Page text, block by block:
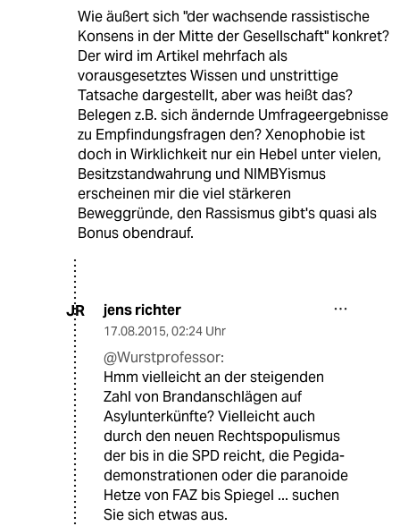
Wie äußert sich "der wachsende rassistische
Konsens in der Mitte der Gesellschaft" konkret?
Der wird im Artikel mehrfach als
vorausgesetztes Wissen und unstrittige
Tatsache dargestellt, aber was heißt das?
Belegen z.B. sich ändernde Umfrageergebnisse
zu Empfindungsfragen den? Xenophobie ist
doch in Wirklichkeit nur ein Hebel unter vielen,
Besitzstandwahrung und NIMBYismus
erscheinen mir die viel stärkeren
Beweggründe, den Rassismus gibt's quasi als
Bonus obendrauf.
JR jens richter
17.08.2015, 02:24 Uhr
@Wurstprofessor:
Hmm vielleicht an der steigenden
Zahl von Brandanschlägen auf
Asylunterkünfte? Vielleicht auch
durch den neuen Rechtspopulismus
der bis in die SPD reicht, die Pegida-
demonstrationen oder die paranoide
Hetze von FAZ bis Spiegel ... suchen
Sie sich etwas aus.